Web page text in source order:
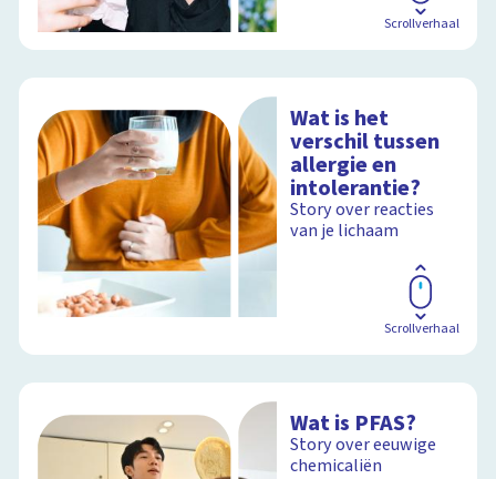
Scrollverhaal
Wat is het
verschil tussen
allergie en
intolerantie?
Story over reacties
van je lichaam
Scrollverhaal
Wat is PFAS?
Story over eeuwige
chemicaliën